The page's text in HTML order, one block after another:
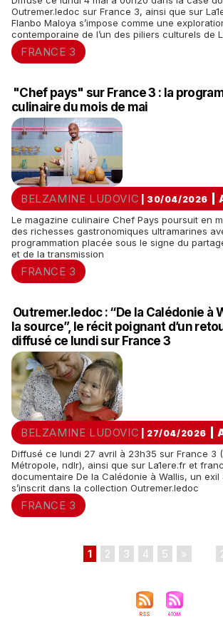
Outremer.ledoc sur France 3, ainsi que sur
Flanbo Maloya s’impose comme une
contemporaine de l’un des piliers culturels de
FRANCE 3
"Chef pays" sur France 3 : la
culinaire du mois de mai
BELZAMINE LUDOVIC | 30/04/2026
Le magazine culinaire Chef Pays poursuit en
des richesses gastronomiques ultramarines
programmation placée sous le signe du
et de la transmission
FRANCE 3
Outremer.ledoc : “De la Calédonie à
la source”, le récit poignant d’un
diffusé ce lundi sur France 3
BELZAMINE LUDOVIC | 27/04/2026
Diffusé ce lundi 27 avril à 23h35 sur France 3
Métropole, ndlr), ainsi que sur La1ere.fr et
documentaire De la Calédonie à Wallis, un exil
s’inscrit dans la collection Outremer.ledoc
FRANCE 3
1 2 3 4 5 »